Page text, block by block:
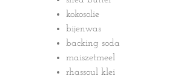
kokosolie
bijenwas
backing soda
maiszetmeel
rhassoul klei